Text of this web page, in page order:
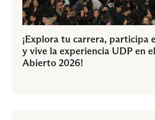
¡Explora tu carrera, participa
y vive la experiencia UDP en
Abierto 2026!